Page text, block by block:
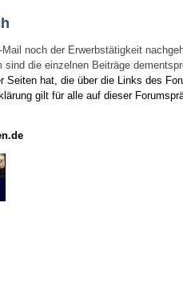
noch der Erwerbstätigkeit
die einzelnen Beiträge
hat, die über die Links des
gilt für alle auf dieser